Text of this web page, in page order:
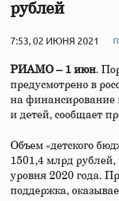
рублей
7:53, 02 ИЮНЯ 2021
РИАМО – 1 июн.
предусмотрено в
на финансирование
и детей, сообщает
Объем «детского
1501,4 млрд
уровня 2020 года.
поддержка,